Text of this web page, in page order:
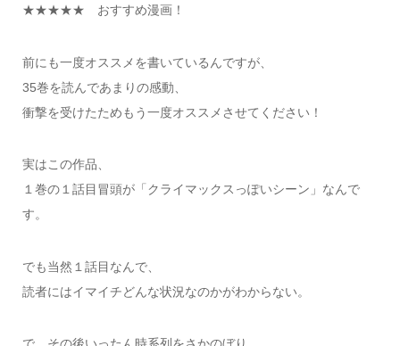
★★★★★ おすすめ漫画！
前にも一度オススメを書いているんですが、
35巻を読んであまりの感動、
衝撃を受けたためもう一度オススメさせてください！
実はこの作品、
１巻の１話目冒頭が「クライマックスっぽいシーン」なんで
す。
でも当然１話目なんで、
読者にはイマイチどんな状況なのかがわからない。